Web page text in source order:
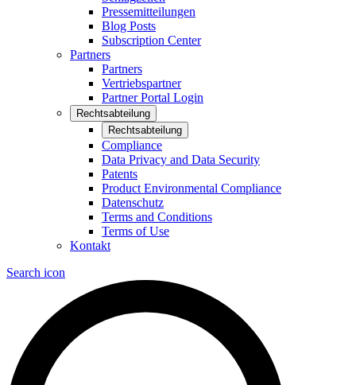
Pressemitteilungen
Blog Posts
Subscription Center
Partners
Partners
Vertriebspartner
Partner Portal Login
Rechtsabteilung
Rechtsabteilung
Compliance
Data Privacy and Data Security
Patents
Product Environmental Compliance
Datenschutz
Terms and Conditions
Terms of Use
Kontakt
Search icon